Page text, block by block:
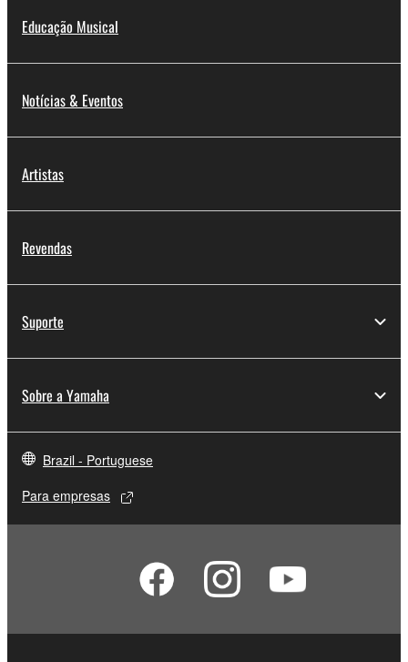
Educação Musical
Notícias & Eventos
Artistas
Revendas
Suporte
Sobre a Yamaha
Brazil - Portuguese
Para empresas